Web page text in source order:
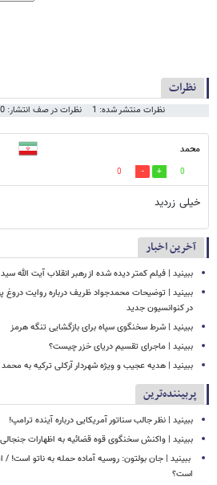
نظرات
نظرات منتشر شده: 1 نظرات در صف انتشار: 0
محمد
0
0
خیلی زردید
آخرین اخبار
ببینید | فیلم کمتر دیده شده از رهبر انقلاب آیت الله
ببینید | توضیحات محمدجواد ظریف درباره روایت دروغ
در کنوانسیون جدید
ببینید | شرط سخنگوی سپاه برای بازگشایی تنگه هرمز
ببینید | ماجرای تقسیم دریای خزر چیست؟
ببینید | هدیه عجیب و ویژه شهردار آرکلی ترکیه به
پربیننده‌ترین
ببینید | نظر جالب سناتور آمریکایی درباره آینده ترامپ!
ببینید | واکنش سخنگوی قوه قضائیه به اظهارات
ببینید | جان بولتون: روسیه آماده حمله به ناتو است! /
است؟